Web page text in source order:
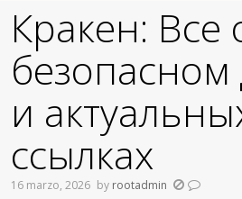
Кракен: Все
безопасном
и
ссылках
16 marzo, 2026 by rootadmin